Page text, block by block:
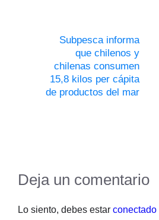
Subpesca informa
que chilenos y
chilenas consumen
15,8 kilos per cápita
de productos del mar
Deja un comentario
Lo siento, debes estar conectado